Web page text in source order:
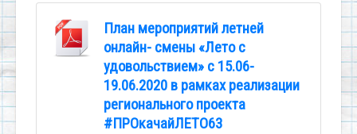
План мероприятий летней
онлайн- смены «Лето с
удовольствием» с 15.06-
19.06.2020 в рамках реализации
регионального проекта
#ПРОкачайЛЕТО63